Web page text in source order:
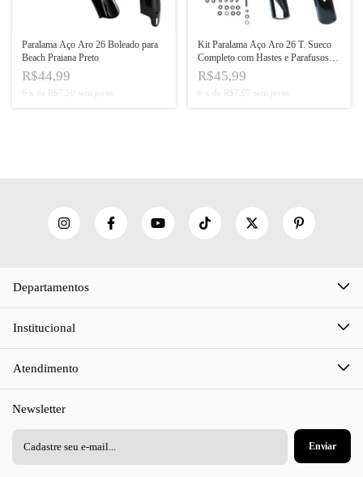
Paralama Aço Aro 26 Boleado para
Beach Praiana Preto
R$44,99
6 x R$7,50 sem juros
Kit Paralama Aço Aro 26 T. Sueco
Completo com Hastes e Parafusos
Preto
R$45,99
6 x R$7,67 sem juros
Departamentos
Institucional
Atendimento
Newsletter